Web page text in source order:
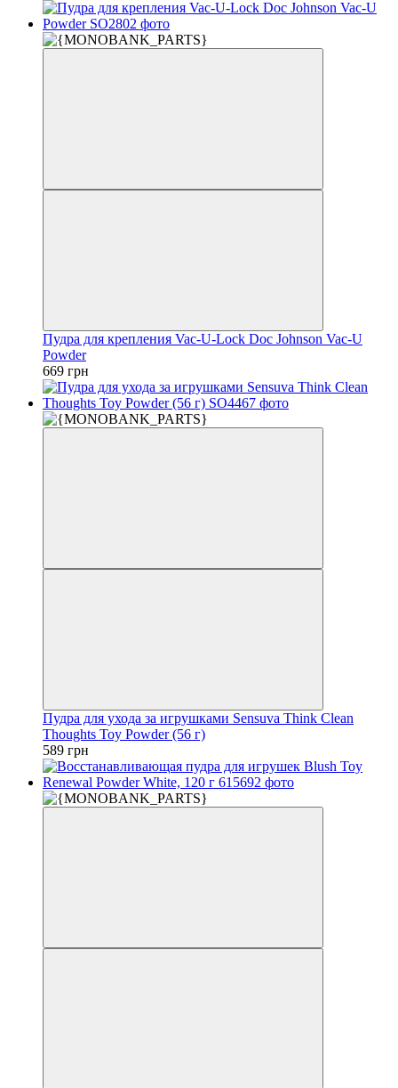
Пудра для крепления Vac-U-Lock Doc Johnson Vac-U
Powder
669 грн
Пудра для ухода за игрушками Sensuva Think Clean
Thoughts Toy Powder (56 г)
589 грн